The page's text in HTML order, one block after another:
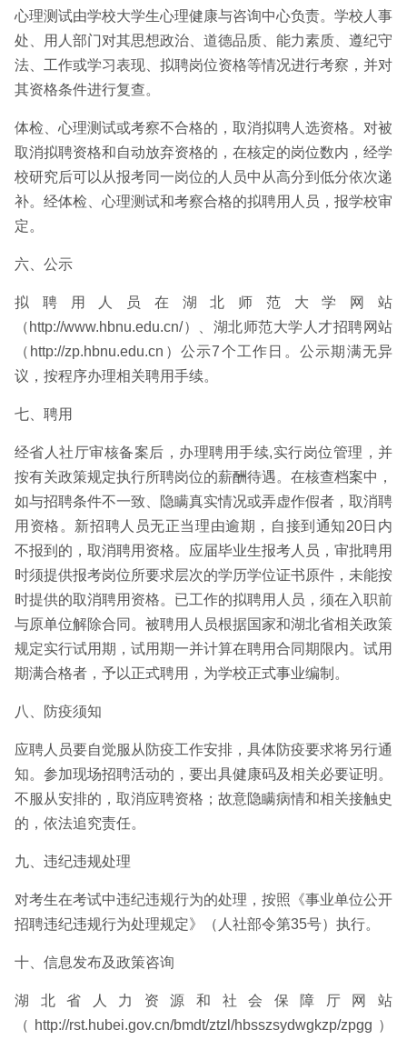
心理测试由学校大学生心理健康与咨询中心负责。学校人事
处、用人部门对其思想政治、道德品质、能力素质、遵纪守
法、工作或学习表现、拟聘岗位资格等情况进行考察，并对
其资格条件进行复查。
体检、心理测试或考察不合格的，取消拟聘人选资格。对被
取消拟聘资格和自动放弃资格的，在核定的岗位数内，经学
校研究后可以从报考同一岗位的人员中从高分到低分依次递
补。经体检、心理测试和考察合格的拟聘用人员，报学校审
定。
六、公示
拟聘用人员在湖北师范大学网站
（http://www.hbnu.edu.cn/）、湖北师范大学人才招聘网站
（http://zp.hbnu.edu.cn）公示7个工作日。公示期满无异
议，按程序办理相关聘用手续。
七、聘用
经省人社厅审核备案后，办理聘用手续,实行岗位管理，并
按有关政策规定执行所聘岗位的薪酬待遇。在核查档案中，
如与招聘条件不一致、隐瞒真实情况或弄虚作假者，取消聘
用资格。新招聘人员无正当理由逾期，自接到通知20日内
不报到的，取消聘用资格。应届毕业生报考人员，审批聘用
时须提供报考岗位所要求层次的学历学位证书原件，未能按
时提供的取消聘用资格。已工作的拟聘用人员，须在入职前
与原单位解除合同。被聘用人员根据国家和湖北省相关政策
规定实行试用期，试用期一并计算在聘用合同期限内。试用
期满合格者，予以正式聘用，为学校正式事业编制。
八、防疫须知
应聘人员要自觉服从防疫工作安排，具体防疫要求将另行通
知。参加现场招聘活动的，要出具健康码及相关必要证明。
不服从安排的，取消应聘资格；故意隐瞒病情和相关接触史
的，依法追究责任。
九、违纪违规处理
对考生在考试中违纪违规行为的处理，按照《事业单位公开
招聘违纪违规行为处理规定》（人社部令第35号）执行。
十、信息发布及政策咨询
湖北省人力资源和社会保障厅网站
（http://rst.hubei.gov.cn/bmdt/ztzl/hbsszsydwgkzp/zpgg）